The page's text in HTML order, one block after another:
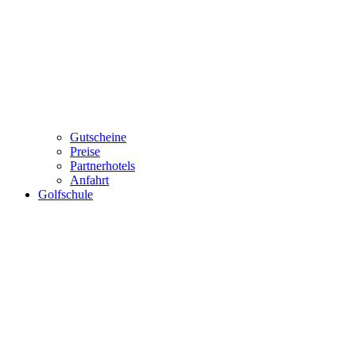
Gutscheine
Preise
Partnerhotels
Anfahrt
Golfschule